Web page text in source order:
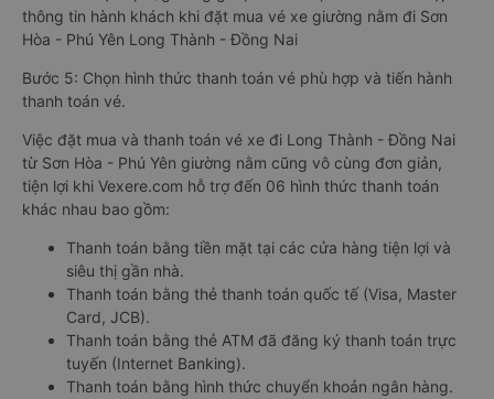
thông tin hành khách khi đặt mua vé xe giường nằm đi Sơn
Hòa - Phú Yên Long Thành - Đồng Nai
Bước 5: Chọn hình thức thanh toán vé phù hợp và tiến hành
thanh toán vé.
Việc đặt mua và thanh toán vé xe đi Long Thành - Đồng Nai
từ Sơn Hòa - Phú Yên giường nằm cũng vô cùng đơn giản,
tiện lợi khi Vexere.com hỗ trợ đến 06 hình thức thanh toán
khác nhau bao gồm:
Thanh toán bằng tiền mặt tại các cửa hàng tiện lợi và
siêu thị gần nhà.
Thanh toán bằng thẻ thanh toán quốc tế (Visa, Master
Card, JCB).
Thanh toán bằng thẻ ATM đã đăng ký thanh toán trực
tuyến (Internet Banking).
Thanh toán bằng hình thức chuyển khoản ngân hàng.